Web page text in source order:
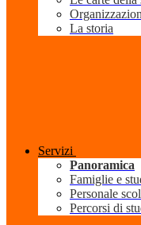
La storia
Servizi
Panoramica
Famiglie e
Personale
Percorsi di